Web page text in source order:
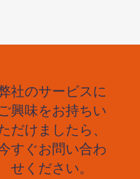
社のサービスに
興味をお持ちい
だけましたら、
すぐお問い合わ
せください。